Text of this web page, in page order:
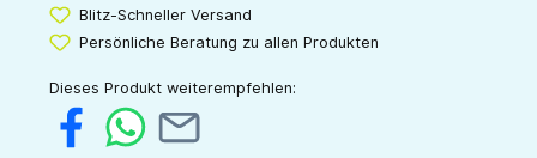
Blitz-Schneller Versand
Persönliche Beratung zu allen Produkten
Dieses Produkt weiterempfehlen: